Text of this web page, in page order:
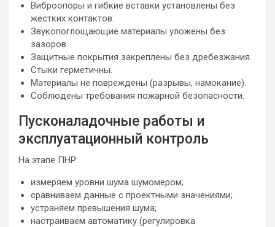
Виброопоры и гибкие вставки установлены без
жёстких контактов.
Звукопоглощающие материалы уложены без
зазоров.
Защитные покрытия закреплены без дребезжания.
Стыки герметичны.
Материалы не повреждены (разрывы, намокание).
Соблюдены требования пожарной безопасности.
Пусконаладочные работы и
эксплуатационный контроль
На этапе ПНР:
измеряем уровни шума шумомером;
сравниваем данные с проектными значениями;
устраняем превышения шума;
настраиваем автоматику (регулировка